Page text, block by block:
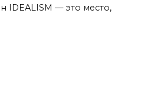
IDEALISM — это место,